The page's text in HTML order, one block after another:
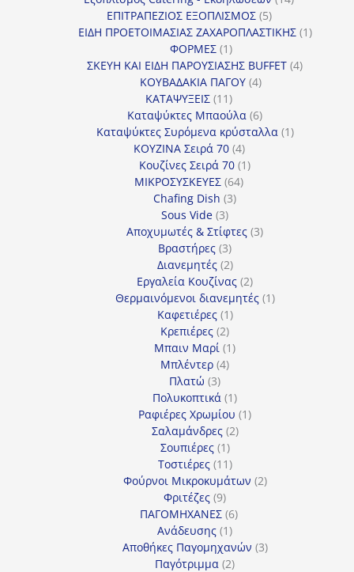
ΕΠΙΤΡΑΠΕΖΙΟΣ ΕΞΟΠΛΙΣΜΟΣ 55
προϊόντα
ΕΙΔΗ ΠΡΟΕΤΟΙΜΑΣΙΑΣ ΖΑΧΑΡΟΠΛΑΣΤΙΚΗΣ 11
ΦΟΡΜΕΣ 11
προϊόν
ΣΚΕΥΗ ΚΑΙ ΕΙΔΗ ΠΑΡΟΥΣΙΑΣΗΣ BUFFET 44
ΚΟΥΒΑΔΑΚΙΑ ΠΑΓΟΥ 44
ΚΑΤΑΨΥΞΕΙΣ 1111
προϊόντα
Καταψύκτες Μπαούλα 66
προϊόντα
Καταψύκτες Συρόμενα κρύσταλλα 11
ΚΟΥΖΙΝΑ Σειρά 70 44
προϊόντα
Κουζίνες Σειρά 70 11
ΜΙΚΡΟΣΥΣΚΕΥΕΣ 6464
Chafing Dish 33
Sous Vide 33
προϊόντα
Αποχυμωτές & Στίφτες 33
Βραστήρες 33
προϊόντα
Διανεμητές 22
προϊόντα
Εργαλεία Κουζίνας 22
προϊόντα
Θερμαινόμενοι διανεμητές 11
Καφετιέρες 11
προϊόν
Κρεπιέρες 22
προϊόντα
Μπαιν Μαρί 11
Μπλέντερ 44
Πλατώ 33
προϊόντα
Πολυκοπτικά 11
προϊόν
Ραφιέρες Χρωμίου 11
Σαλαμάνδρες 22
Σουπιέρες 11
προϊόν
Τοστιέρες 1111
προϊόντα
Φούρνοι Μικροκυμάτων 22
Φριτέζες 99
προϊόντα
ΠΑΓΟΜΗΧΑΝΕΣ 66
Ανάδευσης 11
προϊόν
Αποθήκες Παγομηχανών 33
Παγότριμμα 22